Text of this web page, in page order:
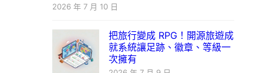
2026 年 7 月 10 日
把旅行變成 RPG！開源旅遊成
就系統讓足跡、徽章、等級一
次擁有